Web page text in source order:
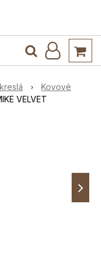
Kovové
VELVET